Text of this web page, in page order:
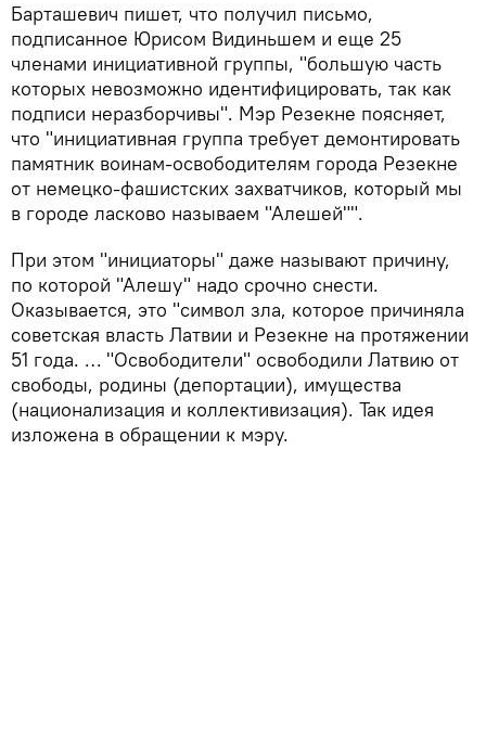
Барташевич пишет, что получил письмо,
подписанное Юрисом Видиньшем и еще 25
членами инициативной группы, "большую часть
которых невозможно идентифицировать, так как
подписи неразборчивы". Мэр Резекне поясняет,
что "инициативная группа требует демонтировать
памятник воинам-освободителям города Резекне
от немецко-фашистских захватчиков, который мы
в городе ласково называем "Алешей"".
При этом "инициаторы" даже называют причину,
по которой "Алешу" надо срочно снести.
Оказывается, это "символ зла, которое причиняла
советская власть Латвии и Резекне на протяжении
51 года. … "Освободители" освободили Латвию от
свободы, родины (депортации), имущества
(национализация и коллективизация). Так идея
изложена в обращении к мэру.